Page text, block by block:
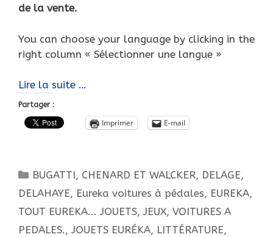
de la vente.
You can choose your language by clicking in the
right column « Sélectionner une langue »
Lire la suite …
objet
de
Euréka,
Hdvs
Partager :
Imprimer E-mail
Catégories
BUGATTI, CHENARD ET WALCKER, DELAGE,
DELAHAYE, Eureka voitures à pédales, EUREKA,
TOUT EUREKA... JOUETS, JEUX, VOITURES A
PEDALES. , JOUETS EURÉKA, LITTÉRATURE,